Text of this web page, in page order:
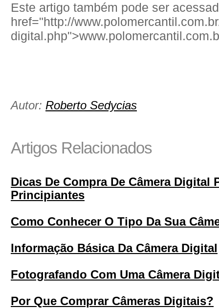
Este artigo também pode ser
href="http://
Autor: Roberto Sedycias
Artigos Relacionados
Dicas De Compra De Câmera Digital
Principiantes
Como Conhecer O Tipo Da Sua
Informação Básica Da Câmera Digital
Fotografando Com Uma Câmera
Por Que Comprar Câmeras Digitais?